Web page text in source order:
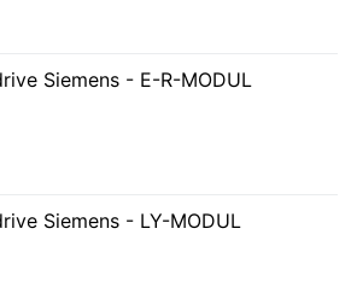
Siemens - E-R-MODUL
Siemens - LY-MODUL